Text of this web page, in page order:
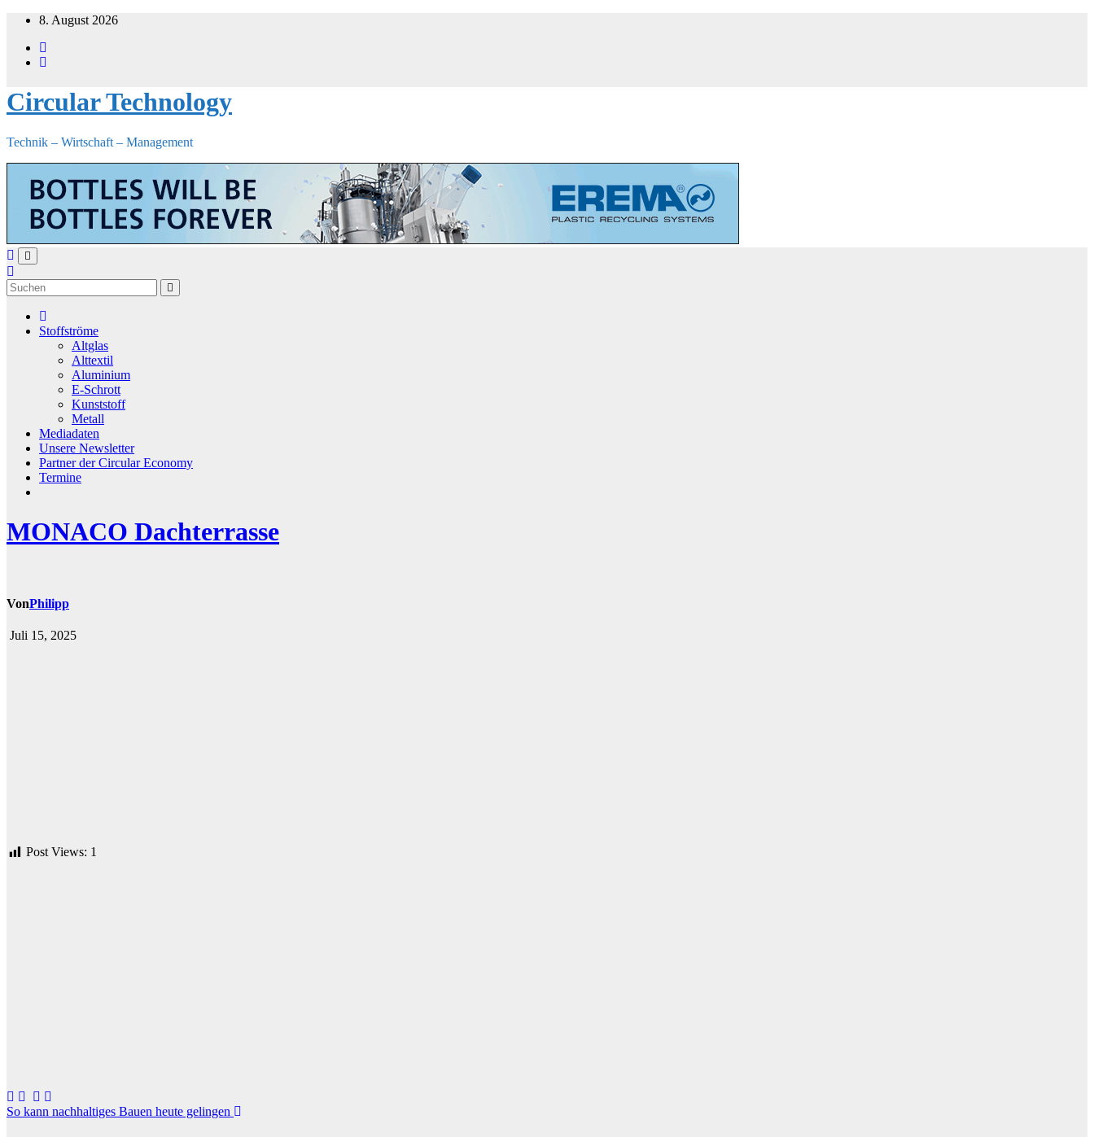
Zum
springen
8. August 2026
Circular Technology
Technik – Wirtschaft – Management
Stoffströme
Altglas
Alttextil
Aluminium
E-Schrott
Kunststoff
Metall
Mediadaten
Unsere Newsletter
Partner der Circular Economy
Termine
MONACO Dachterrasse
VonPhilipp
Juli 15, 2025
Post Views: 1
Beitragsnavigation
So kann nachhaltiges Bauen heute gelingen